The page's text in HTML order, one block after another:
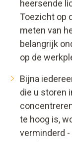
heersende
Toezicht op
meten van
belangrijk
op de
Bijna
die u storen
te hoog is,
verminderd